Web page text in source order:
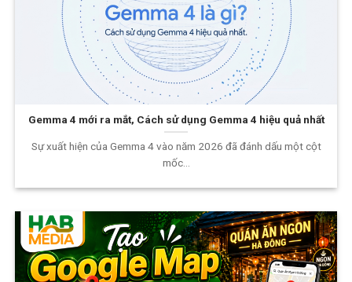
Gemma 4 mới ra mắt, Cách sử dụng Gemma 4 hiệu quả nhất
Sự xuất hiện của Gemma 4 vào năm 2026 đã đánh dấu một cột
mốc...